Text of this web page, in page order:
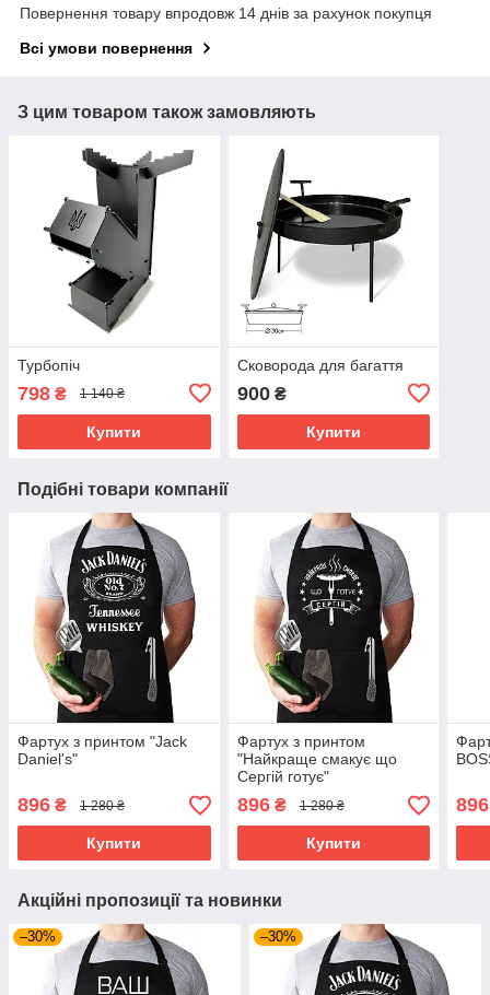
Повернення товару впродовж 14 днів за рахунок покупця
Всі умови повернення
З цим товаром також замовляють
Турбопіч
798 ₴ 1 140 ₴
Купити
Сковорода для багаття
900₴
Купити
Подібні товари компанії
Фартух з принтом "Jack
Daniel's"
896 ₴ 1 280 ₴
Купити
Фартух з принтом
"Найкраще смакує що
Сергій готує"
896₴ 1 280 ₴
Купити
896
Акційні пропозиції та новинки
–30% –30%